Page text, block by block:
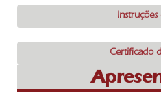
Instruções
Certificado